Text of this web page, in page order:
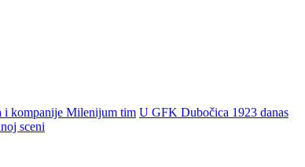
i kompanije Milenijum tim U GFK Dubočica 1923 danas
sceni